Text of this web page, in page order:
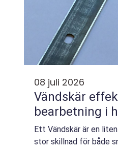
08 juli 2026
Vändskär effektiv och exakt
bearbetning i
Ett Vändskär är en
stor skillnad för både